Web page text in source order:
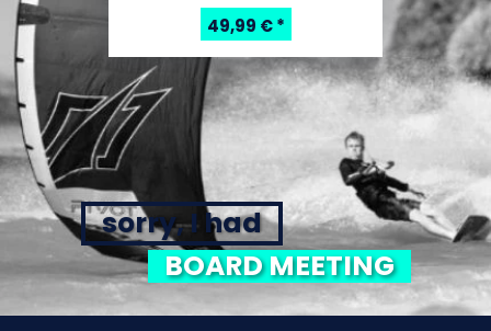
49,99 €*
sorry, I had
BOARD MEETING